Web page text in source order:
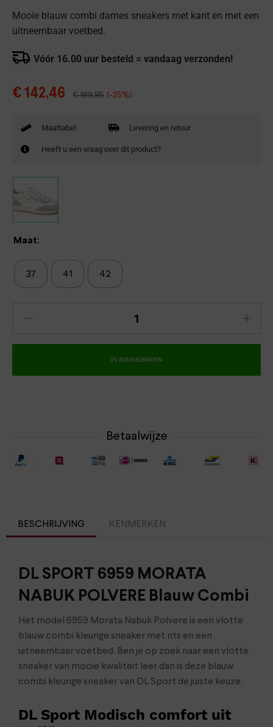
Mooie blauw combi dames sneakers met kant en met een
uitneembaar voetbed.
Vóór 16.00 uur besteld = vandaag verzonden!
€ 142,46 €189,95 (-25%)
Maattabel Levering en retour
Heeft u een vraag over dit product?
Maat:
37 41 42
IN WINKELWAGEN
Betaalwijze
BESCHRIJVING KENMERKEN
DL SPORT 6959 MORATA
NABUK POLVERE Blauw Combi
Het model 6959 Morata Nabuk Polvere is een vlotte
blauw combi kleurige sneaker met rits en een
uitneembaar voetbed. Ben je op zoek naar een vlotte
sneaker van mooie kwaliteit leer dan is deze blauw
combi kleurige sneaker van DL Sport de juiste keuze.
DL Sport Modisch comfort uit